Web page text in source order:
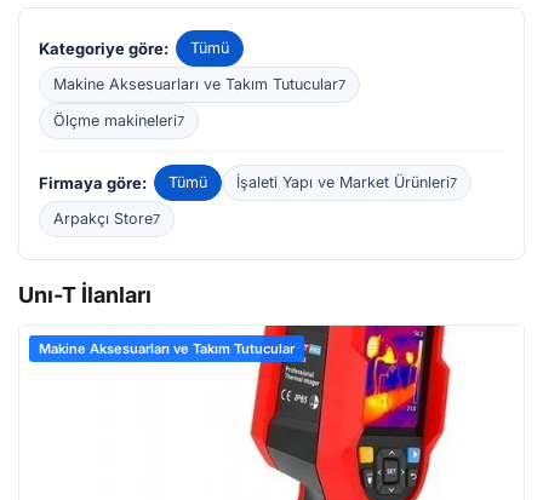
kullanılırken, makine aksesuarları üretim süreçlerini tamamlayıcı
unsurlar sunar. Takım tutucular ise işleme aletlerinin güvenli ve
doğru bir şekilde sabitlenmesini sağlayarak operasyonel
performansı etkiler. BirMakine'de bulunan Unı-T ilanlarını
inceleyerek hem yeni hem de ikinci el seçenekleri karşılaştırabilir,
ihtiyacınız olan ekipmanı bulabilirsiniz. Alıcılar, bu ürünlerde ölçüm
Kategoriye göre:
Tümü
Makine Aksesuarları ve Takım Tutucular7
Ölçme makineleri7
Firmaya göre: Tümü İşaleti Yapı ve Market Ürünleri7
Arpakçı Store7
Unı-T İlanları
Makine Aksesuarları ve Takım Tutucular